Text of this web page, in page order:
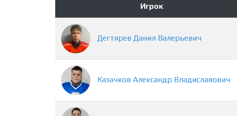
Игрок
Дегтярев Данил Валерьевич
Казачков Александр Владиславович